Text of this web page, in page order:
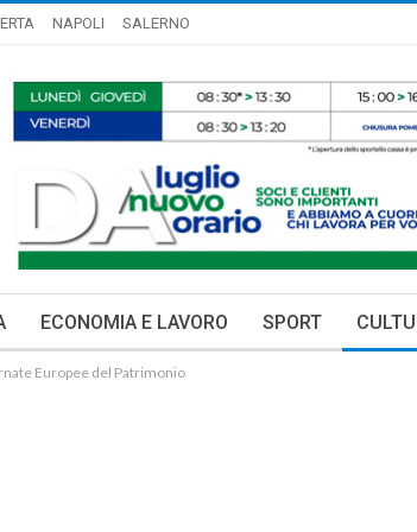
NAPOLI SALERNO
ECONOMIA E LAVORO SPORT
Europee del Patrimonio